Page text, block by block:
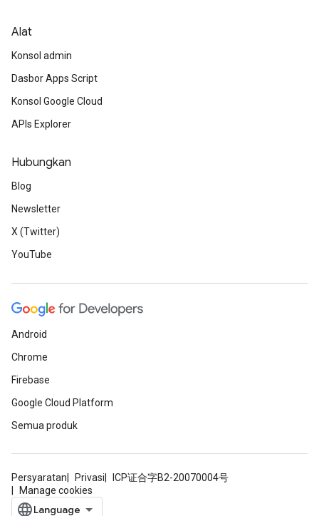
Alat
Konsol admin
Dasbor Apps Script
Konsol Google Cloud
APIs Explorer
Hubungkan
Blog
Newsletter
X (Twitter)
YouTube
Android
Chrome
Firebase
Google Cloud Platform
Semua produk
Persyaratan Privasi
ICP证合字B2-20070004号
Manage cookies